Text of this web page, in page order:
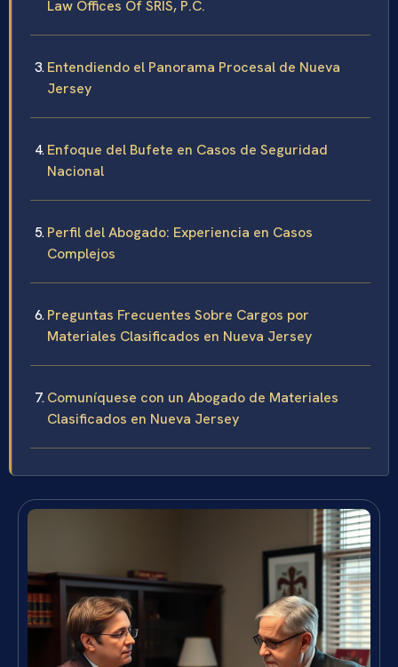
Law Offices Of SRIS, P.C.
Entendiendo el Panorama Procesal de Nueva
Jersey
Enfoque del Bufete en Casos de Seguridad
Nacional
Perfil del Abogado: Experiencia en Casos
Complejos
Preguntas Frecuentes Sobre Cargos por
Materiales Clasificados en Nueva Jersey
Comuníquese con un Abogado de Materiales
Clasificados en Nueva Jersey